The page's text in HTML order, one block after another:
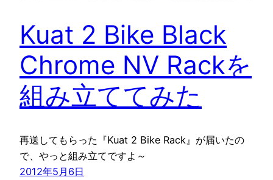
Kuat 2 Bike Black
Chrome NV Rackを
組み立ててみた
再送してもらった『Kuat 2 Bike Rack』が届いたの
で、やっと組み立てですよ～
2012年5月6日